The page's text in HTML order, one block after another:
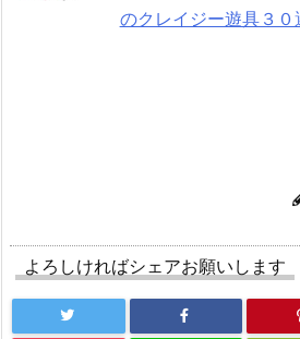
のクレイジー遊具３
よろしければシェアお願いします